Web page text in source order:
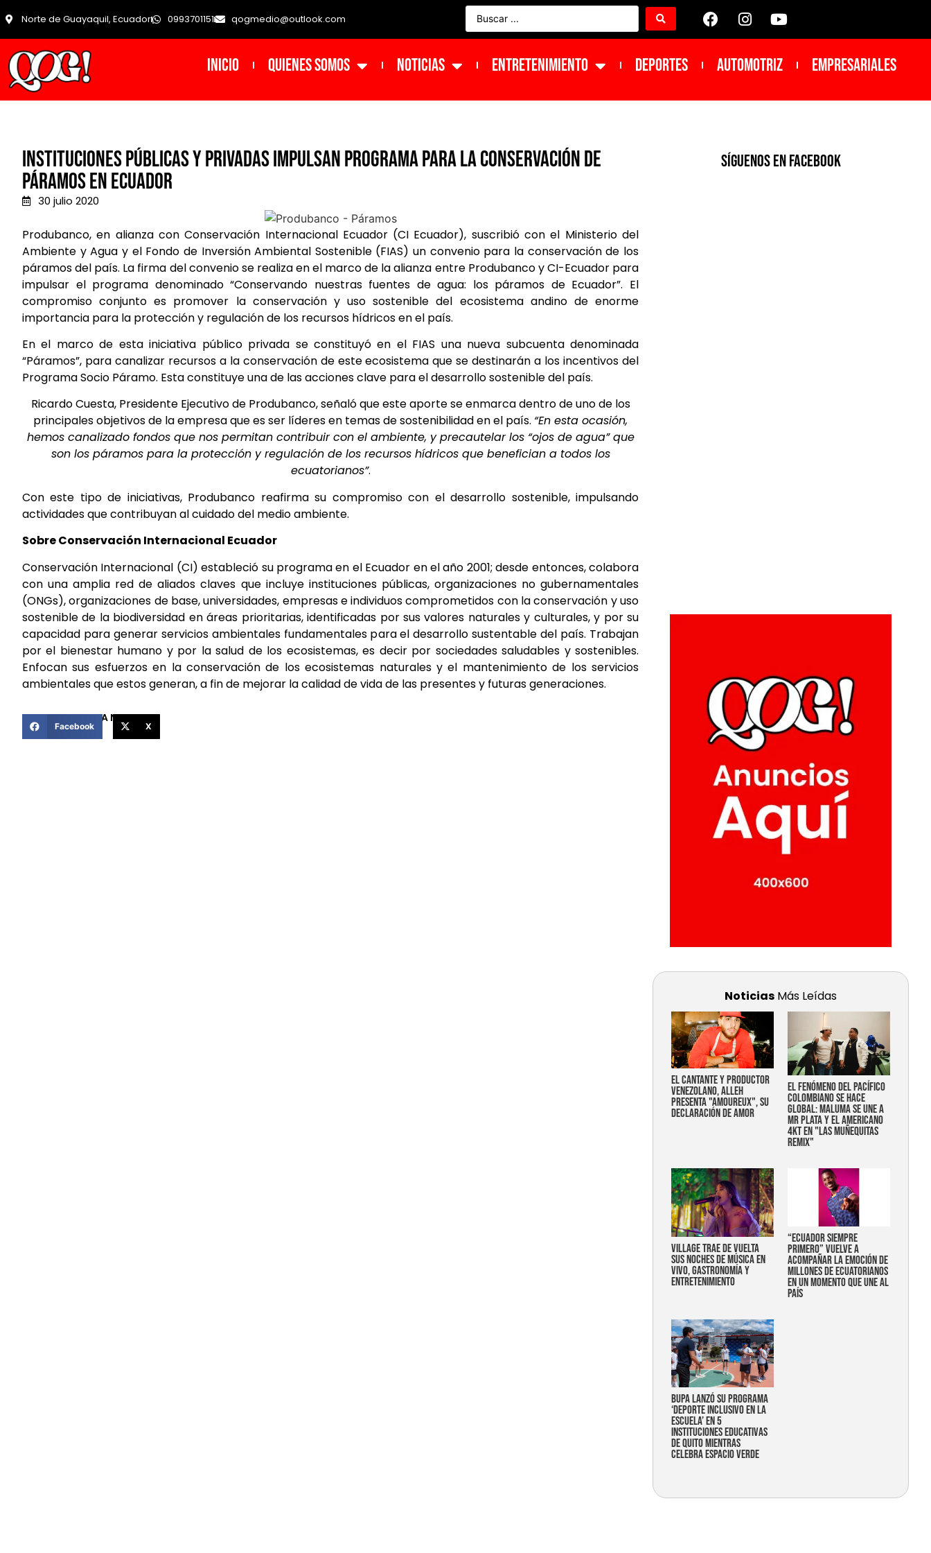
Norte de Guayaquil, Ecuador 0993701151 qogmedio@outlook.com
INICIO Quienes Somos NOTICIAS ENTRETENIMIENTO DEPORTES Automotriz Empresariales
Instituciones públicas y privadas impulsan programa para la conservación de
páramos en Ecuador
30 julio 2020
Produbanco, en alianza con Conservación Internacional Ecuador (CI Ecuador), suscribió con el Ministerio del
Ambiente y Agua y el Fondo de Inversión Ambiental Sostenible (FIAS) un convenio para la conservación de los
páramos del país. La firma del convenio se realiza en el marco de la alianza entre Produbanco y CI-Ecuador para
impulsar el programa denominado “Conservando nuestras fuentes de agua: los páramos de Ecuador”. El
compromiso conjunto es promover la conservación y uso sostenible del ecosistema andino de enorme
importancia para la protección y regulación de los recursos hídricos en el país.
En el marco de esta iniciativa público privada se constituyó en el FIAS una nueva subcuenta denominada
“Páramos”, para canalizar recursos a la conservación de este ecosistema que se destinarán a los incentivos del
Programa Socio Páramo. Esta constituye una de las acciones clave para el desarrollo sostenible del país.
Ricardo Cuesta, Presidente Ejecutivo de Produbanco, señaló que este aporte se enmarca dentro de uno de los
principales objetivos de la empresa que es ser líderes en temas de sostenibilidad en el país. “En esta ocasión,
hemos canalizado fondos que nos permitan contribuir con el ambiente, yprecautelar los “ojos de agua” que
son los páramos para la protección y regulación de los recursos hídricos que benefician a todos los
ecuatorianos”.
Con este tipo de iniciativas, Produbanco reafirma su compromiso con el desarrollo sostenible, impulsando
actividades que contribuyan al cuidado del medio ambiente.
Sobre Conservación Internacional Ecuador
Conservación Internacional (CI) estableció su programa en el Ecuador en el año 2001; desde entonces, colabora
con una amplia red de aliados claves que incluye instituciones públicas, organizaciones no gubernamentales
(ONGs), organizaciones de base, universidades, empresas e individuos comprometidos con la conservación y uso
sostenible de la biodiversidad en áreas prioritarias, identificadas por sus valores naturales y culturales, y por su
capacidad para generar servicios ambientales fundamentales para el desarrollo sustentable del país. Trabajan
por el bienestar humano y por la salud de los ecosistemas, es decir por sociedades saludables y sostenibles.
Enfocan sus esfuerzos en la conservación de los ecosistemas naturales y el mantenimiento de los servicios
ambientales que estos generan, a fin de mejorar la calidad de vida de las presentes y futuras generaciones.
COMPARTIR ESTA NOTICIA
Facebook X
SíGUENOS EN FACEBOOK
Noticias Más Leídas
EL CANTANTE Y PRODUCTOR
VENEZOLANO, ALLEH
PRESENTA "AMOUREUX", SU
DECLARACIÓN DE AMOR
EL FENÓMENO DEL PACÍFICO
COLOMBIANO SE HACE
GLOBAL: MALUMA SE UNE A
MR PLATA Y EL AMERICANO
4KT EN "LAS MUÑEQUITAS
REMIX"
Village trae de vuelta
sus noches de música en
vivo, gastronomía y
entretenimiento
“Ecuador siempre
primero” vuelve a
acompañar la emoción de
millones de ecuatorianos
en un momento que une al
país
Bupa lanzó su programa
‘Deporte Inclusivo en la
Escuela’ en 5
instituciones educativas
de Quito mientras
celebra espacio verde